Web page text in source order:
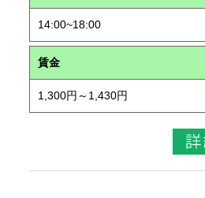
14:00~18:00
賃金
1,300円～1,430円